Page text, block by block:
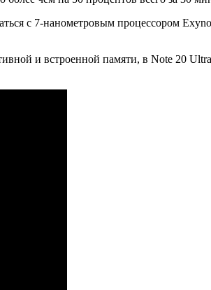
с 7-нанометровым процессором
и встроенной памяти, в Note 20